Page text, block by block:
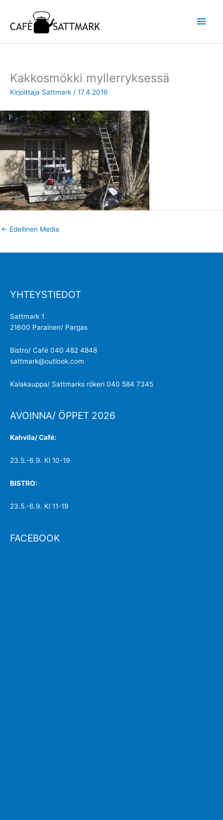
Kakkosmökki myllerryksessä
Kirjoittaja Sattmark / 17.4.2016
← Edellinen Media
YHTEYSTIEDOT
Sattmark 1
21600 Parainen/ Pargas
Bistro/ Café 040 482 4848
sattmark@outlook.com
Kalakauppa/ Sattmarks rökeri 040 584 7345
AVOINNA/ ÖPPET 2026
Kahvila/ Café:
23.5.-6.9. Kl 10-19
BISTRO:
23.5.-6.9. Kl 11-19
FACEBOOK